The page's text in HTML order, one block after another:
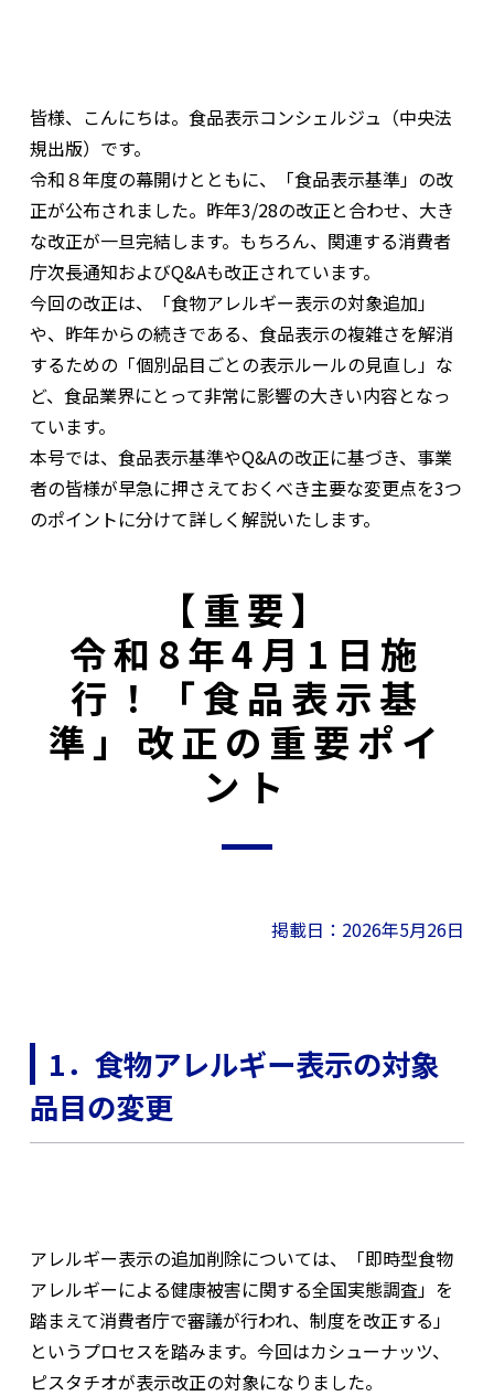
皆様、こんにちは。食品表示コンシェルジュ（中央法
規出版）です。
令和８年度の幕開けとともに、「食品表示基準」の改
正が公布されました。昨年3/28の改正と合わせ、大き
な改正が一旦完結します。もちろん、関連する消費者
庁次長通知およびQ&Aも改正されています。
今回の改正は、「食物アレルギー表示の対象追加」
や、昨年からの続きである、食品表示の複雑さを解消
するための「個別品目ごとの表示ルールの見直し」な
ど、食品業界にとって非常に影響の大きい内容となっ
ています。
本号では、食品表示基準やQ&Aの改正に基づき、事業
者の皆様が早急に押さえておくべき主要な変更点を3つ
のポイントに分けて詳しく解説いたします。
【重要】
令和8年4月1日施
行！「食品表示基
準」改正の重要ポイ
ント
掲載日：2026年5月26日
1．食物アレルギー表示の対象
品目の変更
アレルギー表示の追加削除については、「即時型食物
アレルギーによる健康被害に関する全国実態調査」を
踏まえて消費者庁で審議が行われ、制度を改正する」
というプロセスを踏みます。今回はカシューナッツ、
ピスタチオが表示改正の対象になりました。